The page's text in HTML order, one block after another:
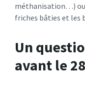
méthanisation…) ou
friches bâties et les
Un
avant le